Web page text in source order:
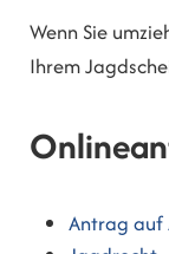
Wenn Sie
Ihrem
Antrag auf